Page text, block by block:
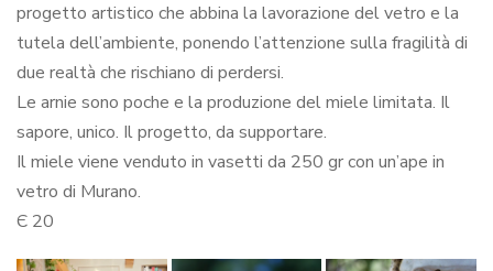
progetto artistico che abbina la lavorazione del vetro e la
tutela dell’ambiente, ponendo l’attenzione sulla fragilità di
due realtà che rischiano di perdersi.
Le arnie sono poche e la produzione del miele limitata. Il
sapore, unico. Il progetto, da supportare.
Il miele viene venduto in vasetti da 250 gr con un’ape in
vetro di Murano.
Є 20